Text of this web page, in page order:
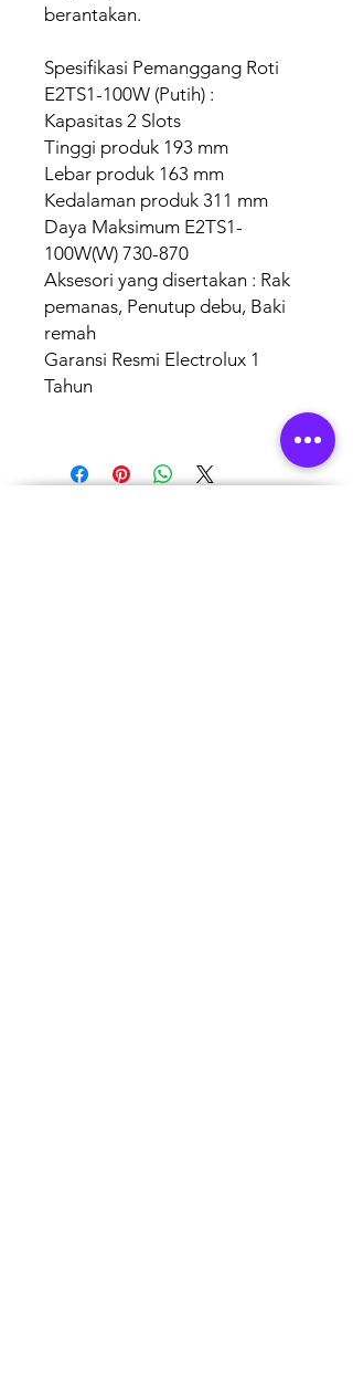
berantakan.
Spesifikasi Pemanggang Roti
E2TS1-100W (Putih) :
Kapasitas 2 Slots
Tinggi produk 193 mm
Lebar produk 163 mm
Kedalaman produk 311 mm
Daya Maksimum E2TS1-
100W(W) 730-870
Aksesori yang disertakan : Rak
pemanas, Penutup debu, Baki
remah
Garansi Resmi Electrolux 1
Tahun